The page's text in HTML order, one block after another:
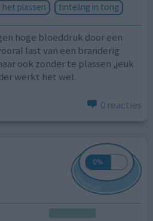
plassen
tinteling in tong
hoge bloeddruk door een
last van een branderig
ook zonder te plassen ,jeuk
werkt het wel.
0 reacties